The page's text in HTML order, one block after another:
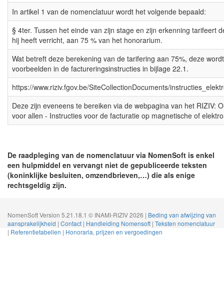
In artikel 1 van de nomenclatuur wordt het volgende bepaald:
§ 4ter. Tussen het einde van zijn stage en zijn erkenning tarifeert
hij heeft verricht, aan 75 % van het honorarium.
Wat betreft deze berekening van de tarifering aan 75%, deze
voorbeelden in de factureringsinstructies in bijlage 22.1.
https://www.riziv.fgov.be/SiteCollectionDocuments/
Deze zijn eveneens te bereiken via de webpagina van het RIZIV:
voor allen - Instructies voor de facturatie op magnetische of
De raadpleging van de nomenclatuur via NomenSoft is enkel
een hulpmiddel en vervangt niet de gepubliceerde teksten
(koninklijke besluiten, omzendbrieven,…) die als enige
rechtsgeldig zijn.
NomenSoft Version 5.21.18.1 © INAMI-RIZIV 2026 | Beding van afwijzing van
aansprakelijkheid | Contact | Handleiding Nomensoft | Teksten nomenclatuur
| Referentietabellen | Honoraria, prijzen en vergoedingen